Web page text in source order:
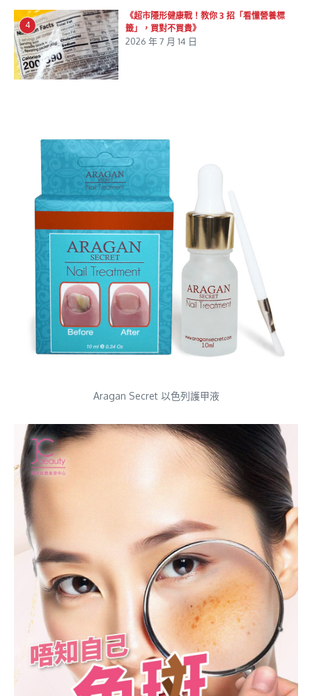
4
《超市隱形健康戰！教你 3 招「看懂營養標
籤」，買對不買貴》
2026 年 7 月 14 日
Aragan Secret 以色列護甲液